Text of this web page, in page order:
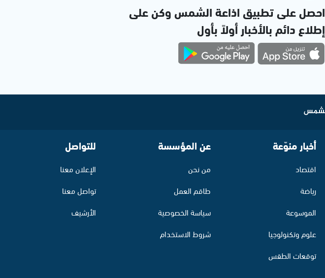
احصل على تطبيق اذاعة الشمس وكن على
إطلاع دائم بالأخبار أولاً بأول
أخبار منوّعة
اقتصاد
رياضة
الموسوعة
علوم وتكنولوجيا
توقعات الطقس
عن المؤسسة
من نحن
طاقم العمل
سياسة الخصوصية
شروط الاستخدام
للتواصل
الإعلان معنا
تواصل معنا
الأرشيف